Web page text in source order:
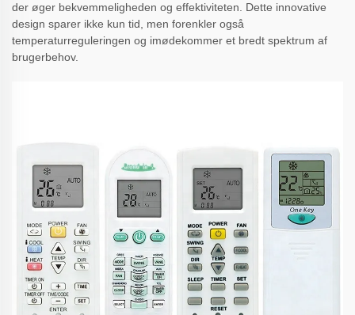
der øger bekvemmeligheden og effektiviteten. Dette innovative
design sparer ikke kun tid, men forenkler også
temperaturreguleringen og imødekommer et bredt spektrum af
brugerbehov.